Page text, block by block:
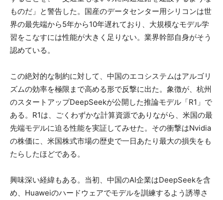
ものだ」と警告した。国産のデータセンター用シリコンは世
界の最先端から5年から10年遅れており、大規模なモデル学
習をこなすには性能が大きく足りない。業界幹部自身がそう
認めている。
この絶対的な制約に対して、中国のエコシステムはアルゴリ
ズムの効率を極限まで高める形で反撃に出た。象徴が、杭州
のスタートアップDeepSeekが公開した推論モデル「R1」で
ある。R1は、ごくわずかな計算資源でありながら、米国の最
先端モデルに迫る性能を実証してみせた。その衝撃はNvidia
の株価に、米国株式市場の歴史で一日あたり最大の損失をも
たらしたほどである。
興味深い経緯もある。当初、中国のAI企業はDeepSeekを含
め、Huaweiのハードウェアでモデルを訓練するよう誘導さ